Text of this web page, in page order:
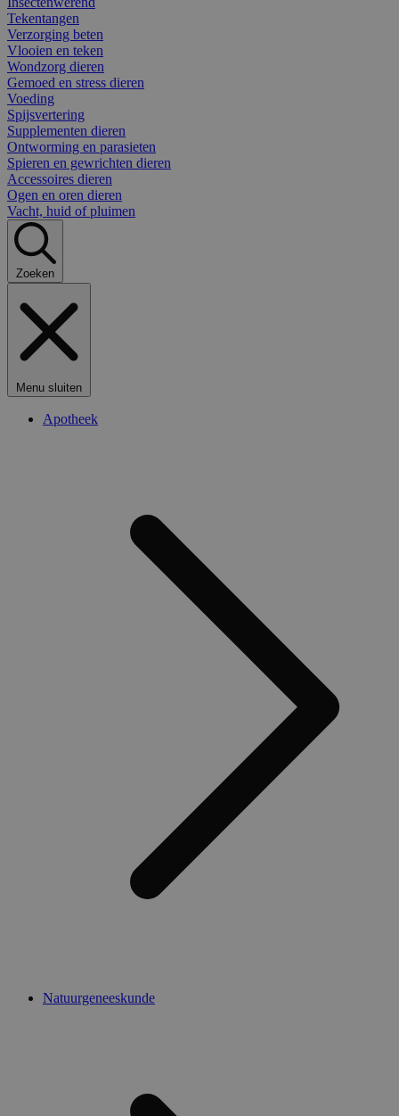
Tekentangen
Verzorging beten
Vlooien en teken
Wondzorg dieren
Gemoed en stress dieren
Voeding
Spijsvertering
Supplementen dieren
Ontworming en parasieten
Spieren en gewrichten dieren
Accessoires dieren
Ogen en oren dieren
Vacht, huid of pluimen
Zoeken
Menu sluiten
Apotheek
Natuurgeneeskunde